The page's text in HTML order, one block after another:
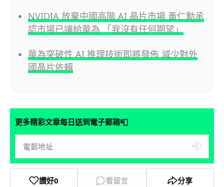
NVIDIA 放棄中國高階 AI 晶片市場 黃仁勳承
認市場已讓給華為 「我沒有任何期望」
華為突破性 AI 推理技術即將發佈 減少對外
國晶片依賴
更多精彩文章每日送到電子郵箱📮
讚好0 看留言 分享